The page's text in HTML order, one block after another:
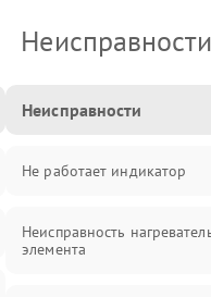
Неисправности
Не работает индикатор
Неисправность
элемента